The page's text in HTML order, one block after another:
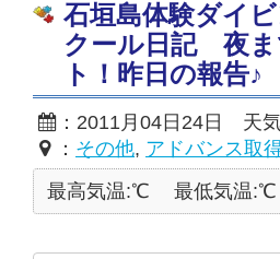
石垣島体験ダイ
クール日記 夜ま
ト！昨日の報告♪
：2011月04日24日 天気
： その他, アドバンス取
最高気温:℃
最低気温:℃